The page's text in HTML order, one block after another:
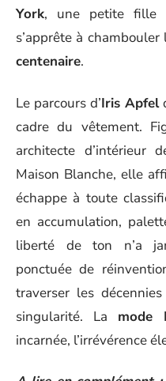
York, une petite fille
s’apprête à
centenaire.
Le parcours d’Iris Apfel
cadre du vêtement.
architecte d’intérieur
Maison Blanche, elle
échappe à toute
en accumulation,
liberté de ton n’a
ponctuée de
traverser les
singularité. La mode
incarnée, l’irrévérence